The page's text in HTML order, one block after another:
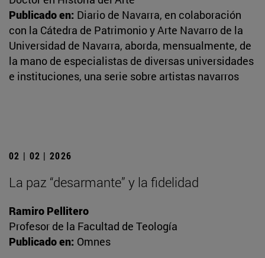
Publicado en: Diario de Navarra, en colaboración
con la Cátedra de Patrimonio y Arte Navarro de la
Universidad de Navarra, aborda, mensualmente, de
la mano de especialistas de diversas universidades
e instituciones, una serie sobre artistas navarros
02 | 02 | 2026
La paz “desarmante” y la fidelidad
Ramiro Pellitero
Profesor de la Facultad de Teología
Publicado en: Omnes